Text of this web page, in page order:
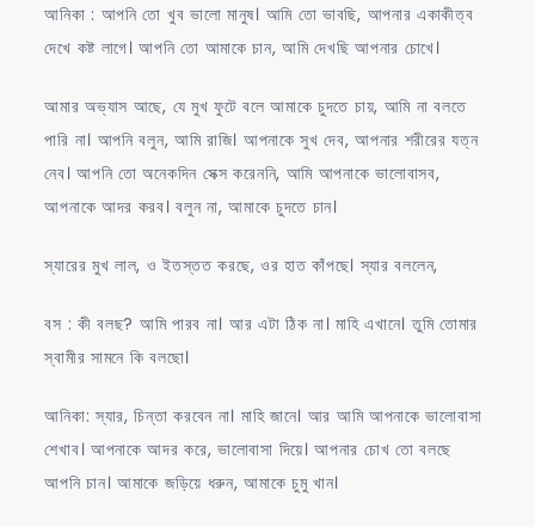
আনিকা : আপনি তো খুব ভালো মানুষ। আমি তো ভাবছি, আপনার একাকীত্ব
দেখে কষ্ট লাগে। আপনি তো আমাকে চান, আমি দেখছি আপনার চোখে।
আমার অভ্যাস আছে, যে মুখ ফুটে বলে আমাকে চুদতে চায়, আমি না বলতে
পারি না। আপনি বলুন, আমি রাজি। আপনাকে সুখ দেব, আপনার শরীরের যত্ন
নেব। আপনি তো অনেকদিন সেক্স করেননি, আমি আপনাকে ভালোবাসব,
আপনাকে আদর করব। বলুন না, আমাকে চুদতে চান।
স্যারের মুখ লাল, ও ইতস্তত করছে, ওর হাত কাঁপছে। স্যার বললেন,
বস : কী বলছ? আমি পারব না। আর এটা ঠিক না। মাহি এখানে। তুমি তোমার
স্বামীর সামনে কি বলছো।
আনিকা: স্যার, চিন্তা করবেন না। মাহি জানে। আর আমি আপনাকে ভালোবাসা
শেখাব। আপনাকে আদর করে, ভালোবাসা দিয়ে। আপনার চোখ তো বলছে
আপনি চান। আমাকে জড়িয়ে ধরুন, আমাকে চুমু খান।